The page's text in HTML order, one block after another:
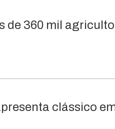
de 360 mil
clássico